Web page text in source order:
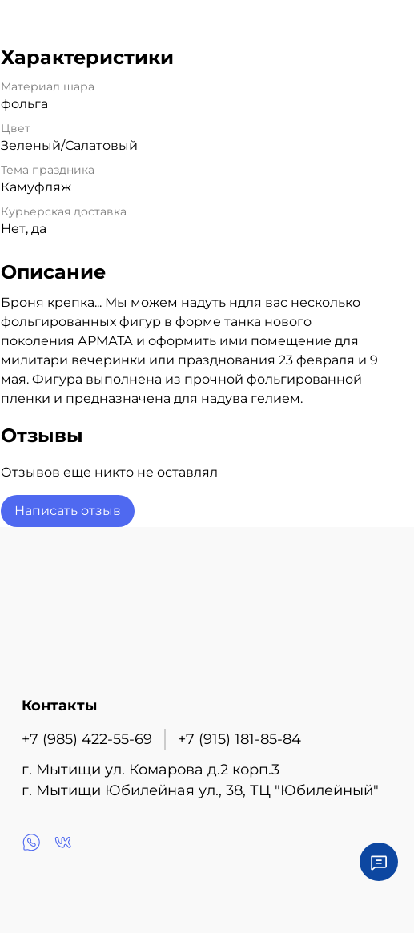
Характеристики
Материал шара
фольга
Цвет
Зеленый/Салатовый
Тема праздника
Камуфляж
Курьерская доставка
Нет, да
Описание
Броня крепка... Мы можем надуть ндля вас несколько
фольгированных фигур в форме танка нового
поколения АРМАТА и оформить ими помещение для
милитари вечеринки или празднования 23 февраля и 9
мая. Фигура выполнена из прочной фольгированной
пленки и предназначена для надува гелием.
Отзывы
Отзывов еще никто не оставлял
Написать отзыв
Контакты
+7 (985) 422-55-69
+7 (915) 181-85-84
г. Мытищи ул. Комарова д.2 корп.3
г. Мытищи Юбилейная ул., 38, ТЦ "Юбилейный"